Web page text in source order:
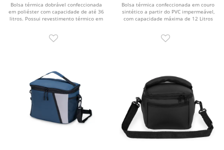
Bolsa térmica dobrável confeccionada
em poliéster com capacidade de até 36
litros. Possui revestimento térmico em
Bolsa térmica confeccionada em couro
sintético a partir do PVC impermeável,
com capacidade máxima de 12 Litros